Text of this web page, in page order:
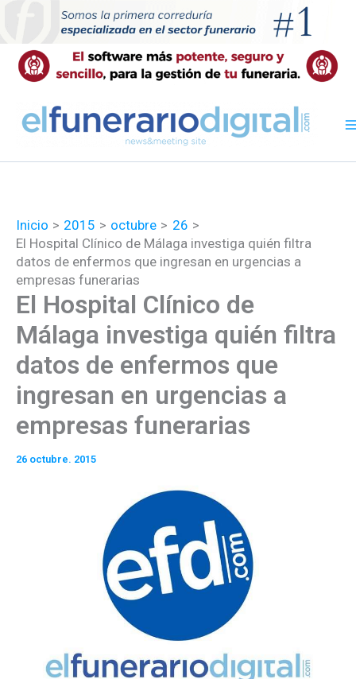
contenido
Inicio 2015 octubre
26
El Hospital Clínico de Málaga investiga quién filtra
datos de enfermos que ingresan en urgencias a
empresas funerarias
El Hospital Clínico de
Málaga investiga quién filtra
datos de enfermos que
ingresan en urgencias a
empresas funerarias
26 octubre. 2015